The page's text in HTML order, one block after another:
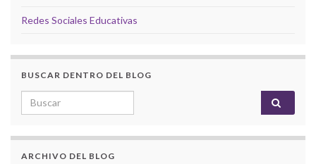
Redes Sociales Educativas
BUSCAR DENTRO DEL BLOG
Search for:
ARCHIVO DEL BLOG